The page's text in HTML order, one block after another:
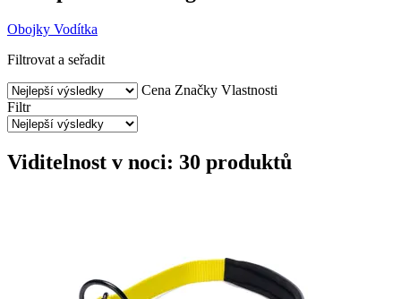
Obojky Vodítka
Filtrovat a seřadit
Cena Značky Vlastnosti
Filtr
Viditelnost v noci: 30 produktů